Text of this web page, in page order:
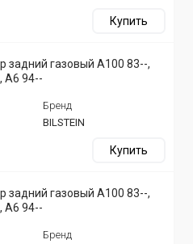
Купить
задний газовый A100 83--,
A6 94--
Бренд
BILSTEIN
Купить
задний газовый A100 83--,
A6 94--
Бренд